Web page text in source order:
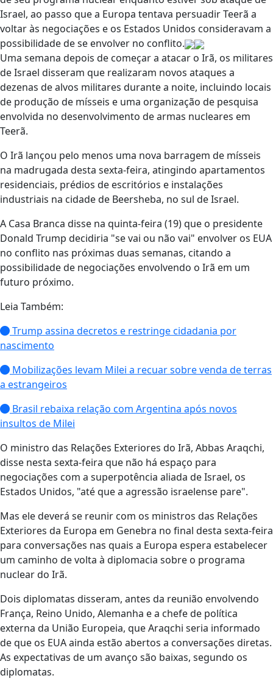
Israel, ao passo que a Europa tentava persuadir Teerã a
voltar às negociações e os Estados Unidos consideravam a
possibilidade de se envolver no conflito.
Uma semana depois de começar a atacar o Irã, os militares
de Israel disseram que realizaram novos ataques a
dezenas de alvos militares durante a noite, incluindo locais
de produção de mísseis e uma organização de pesquisa
envolvida no desenvolvimento de armas nucleares em
Teerã.
O Irã lançou pelo menos uma nova barragem de mísseis
na madrugada desta sexta-feira, atingindo apartamentos
residenciais, prédios de escritórios e instalações
industriais na cidade de Beersheba, no sul de Israel.
A Casa Branca disse na quinta-feira (19) que o presidente
Donald Trump decidiria "se vai ou não vai" envolver os EUA
no conflito nas próximas duas semanas, citando a
possibilidade de negociações envolvendo o Irã em um
futuro próximo.
Leia Também:
Trump assina decretos e restringe cidadania por
nascimento
Mobilizações levam Milei a recuar sobre venda de terras
a estrangeiros
Brasil rebaixa relação com Argentina após novos
insultos de Milei
O ministro das Relações Exteriores do Irã, Abbas Araqchi,
disse nesta sexta-feira que não há espaço para
negociações com a superpotência aliada de Israel, os
Estados Unidos, "até que a agressão israelense pare".
Mas ele deverá se reunir com os ministros das Relações
Exteriores da Europa em Genebra no final desta sexta-feira
para conversações nas quais a Europa espera estabelecer
um caminho de volta à diplomacia sobre o programa
nuclear do Irã.
Dois diplomatas disseram, antes da reunião envolvendo
França, Reino Unido, Alemanha e a chefe de política
externa da União Europeia, que Araqchi seria informado
de que os EUA ainda estão abertos a conversações diretas.
As expectativas de um avanço são baixas, segundo os
diplomatas.